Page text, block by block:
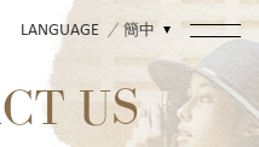
LANGUAGE 簡中
US